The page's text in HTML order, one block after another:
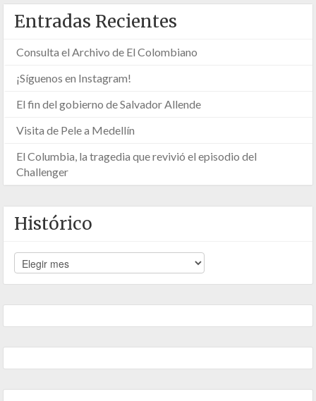
Entradas Recientes
Consulta el Archivo de El Colombiano
¡Síguenos en Instagram!
El fin del gobierno de Salvador Allende
Visita de Pele a Medellín
El Columbia, la tragedia que revivió el episodio del
Challenger
Histórico